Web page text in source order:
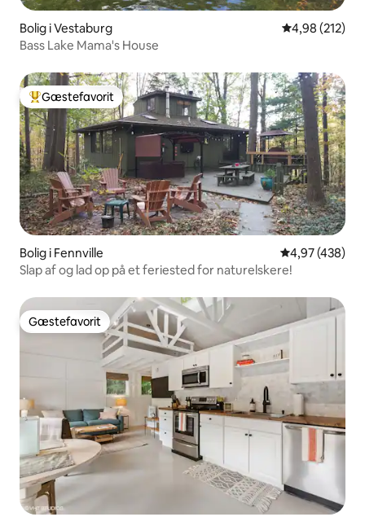
Bolig i Vestaburg 4,98 ud af 5 i
4,98 (212)
Bass Lake Mama's House
Bedste gæstefavorit
Gæstefavorit
Bolig i Fennville 4,97 ud af 5 i
4,97 (438)
Slap af og lad op på et feriested for naturelskere!
Gæstefavorit
Gæstefavorit